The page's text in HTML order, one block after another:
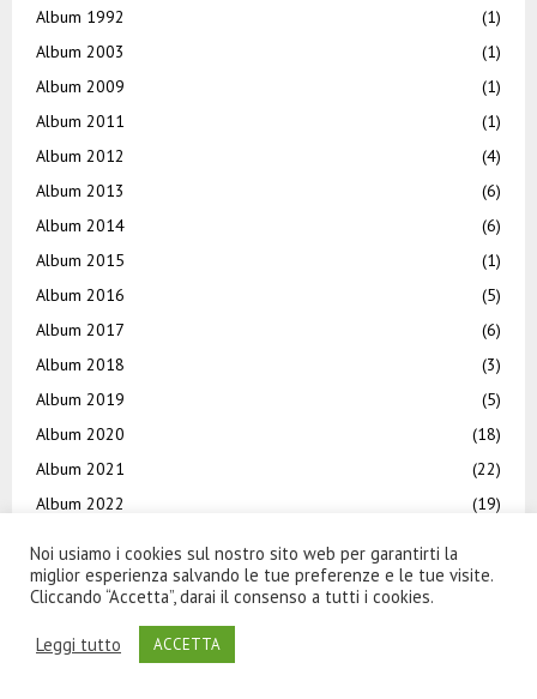
Album 1992
(1)
Album 2003
(1)
Album 2009
(1)
Album 2011
(1)
Album 2012
(4)
Album 2013
(6)
Album 2014
(6)
Album 2015
(1)
Album 2016
(5)
Album 2017
(6)
Album 2018
(3)
Album 2019
(5)
Album 2020
(18)
Album 2021
(22)
Album 2022
(19)
Album 2024
(4)
Album 2025
Album 2026
Noi usiamo i cookies sul nostro sito web per garantirti la
miglior esperienza salvando le tue preferenze e le tue visite.
Cliccando “Accetta”, darai il consenso a tutti i cookies.
Leggi tutto ACCETTA